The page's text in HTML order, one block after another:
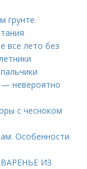
грунте.
все лето без
невероятно
с чесноком
Особенности
ВАРЕНЬЕ ИЗ